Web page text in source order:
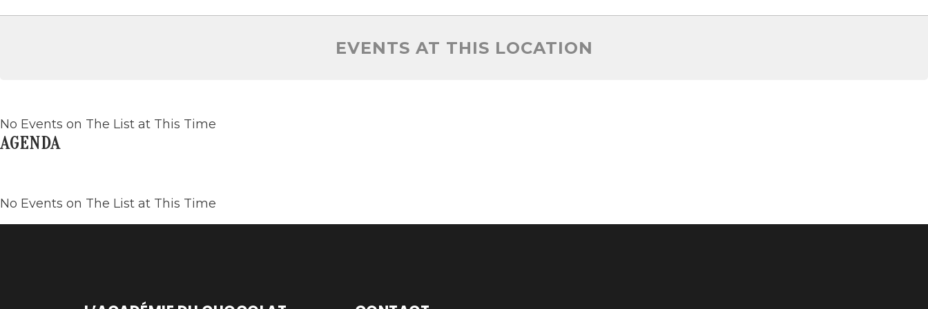
EVENTS AT THIS LOCATION
No Events on The List at This Time
AGENDA
No Events on The List at This Time